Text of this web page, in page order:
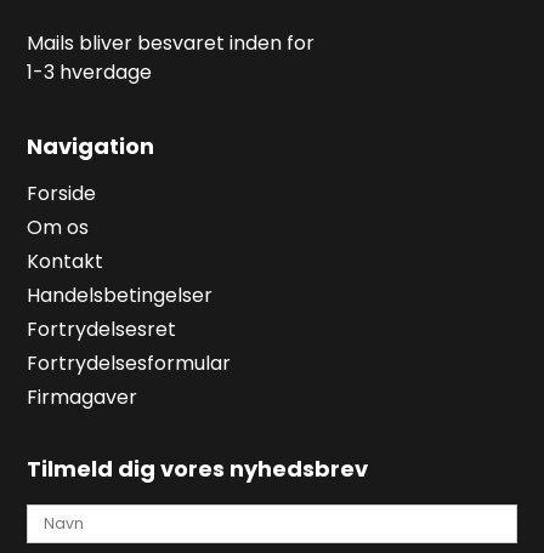
Mails bliver besvaret inden for
1-3 hverdage
Navigation
Forside
Om os
Kontakt
Handelsbetingelser
Fortrydelsesret
Fortrydelsesformular
Firmagaver
Tilmeld dig vores nyhedsbrev